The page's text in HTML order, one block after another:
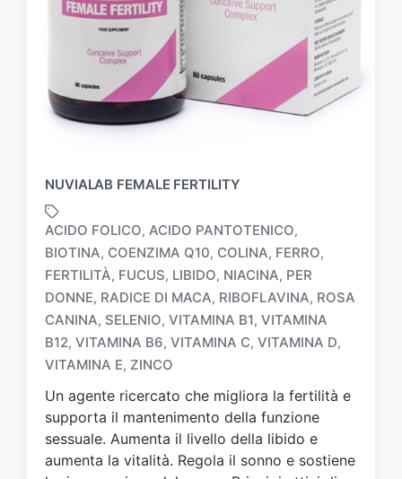
NUVIALAB FEMALE FERTILITY
T
a
g
a
t
o
o
n
ACIDO FOLICO, ACIDO PANTOTENICO,
BIOTINA, COENZIMA Q10, COLINA, FERRO,
FERTILITÀ, FUCUS, LIBIDO, NIACINA, PER
DONNE, RADICE DI MACA, RIBOFLAVINA, ROSA
CANINA, SELENIO, VITAMINA B1, VITAMINA
B12, VITAMINA B6, VITAMINA C, VITAMINA D,
VITAMINA E, ZINCO
Un agente ricercato che migliora la fertilità e
supporta il mantenimento della funzione
sessuale. Aumenta il livello della libido e
aumenta la vitalità. Regola il sonno e sostiene